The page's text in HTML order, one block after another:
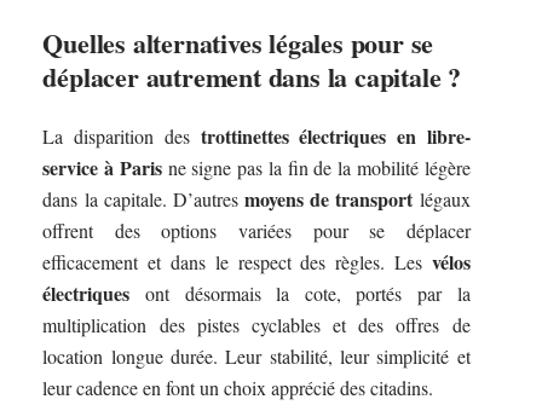
Quelles alternatives légales pour se
déplacer autrement dans la capitale ?
La disparition des trottinettes électriques en libre-
service à Parisne signe pas la fin de la mobilité légère
dans la capitale. D’autresmoyens de transport légaux
offrent des options variées pour se déplacer
efficacement et dans le respect des règles. Les vélos
électriques ont désormais la cote, portés par la
multiplication des pistes cyclables et des offres de
location longue durée. Leur stabilité, leur simplicité et
leur cadence en font un choix apprécié des citadins.